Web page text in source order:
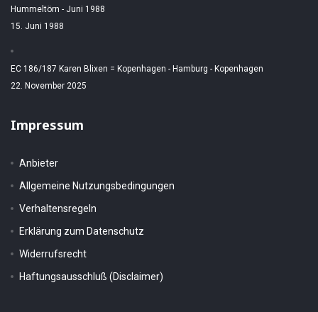
Hummeltörn - Juni 1988
15. Juni 1988
EC 186/187 Karen Blixen = Kopenhagen - Hamburg - Kopenhagen
22. November 2025
Impressum
Anbieter
Allgemeine Nutzungsbedingungen
Verhaltensregeln
Erklärung zum Datenschutz
Widerrufsrecht
Haftungsausschluß (Disclaimer)